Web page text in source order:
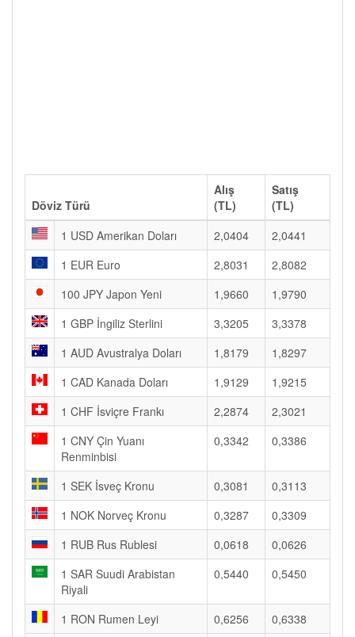
Döviz Türü
Alış
(TL)
Satış
(TL)
1 USD Amerikan Doları
2,0404
2,0441
1 EUR Euro
2,8031
2,8082
100 JPY Japon Yeni
1,9660
1,9790
1 GBP İngiliz Sterlini
3,3205
3,3378
1 AUD Avustralya Doları
1,8179
1,8297
1 CAD Kanada Doları
1,9129
1,9215
1 CHF İsviçre Frankı
2,2874
2,3021
1 CNY Çin Yuanı
Renminbisi
0,3342 0,3386
1 SEK İsveç Kronu 0,3081
0,3113
1 NOK Norveç Kronu
0,3287
0,3309
1 RUB Rus Rublesi
0,0618
0,0626
1 SAR Suudi Arabistan
Riyali
0,5440 0,5450
1 RON Rumen Leyi 0,6256
0,6338